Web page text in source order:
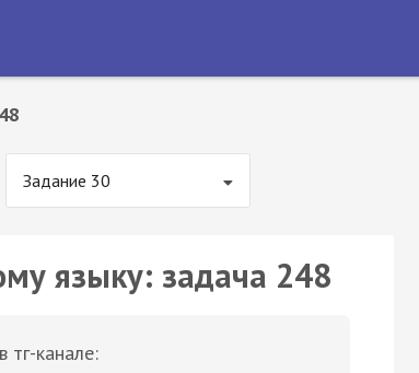
Задание 30
языку: задача 248
тг-канале: